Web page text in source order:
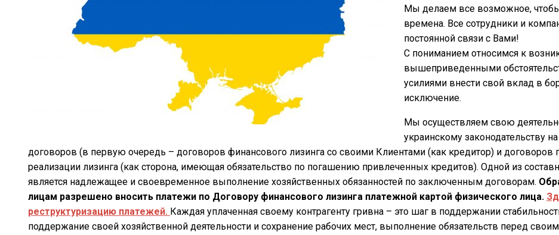
Мы делаем все возможное,
времена. Все сотрудники и
постоянной связи с Вами!
С пониманием относимся к
вышеприведенными
усилиями внести свой вклад в
исключение.
Мы осуществляем свою
украинскому законодательству
договоров (в первую очередь – договоров финансового лизинга со своими Клиентами (как кредитор) и
реализации лизинга (как сторона, имеющая обязательство по погашению привлеченных кредитов). Одной из
является надлежащее и своевременное выполнение хозяйственных обязанностей по заключенным договорам.
лицам разрешено вносить платежи по Договору финансового лизинга платежной картой физического лица.
реструктуризацию платежей. Каждая уплаченная своему контрагенту гривна – это шаг в поддержании
поддержание своей хозяйственной деятельности и сохранение рабочих мест, выполнение обязательств перед